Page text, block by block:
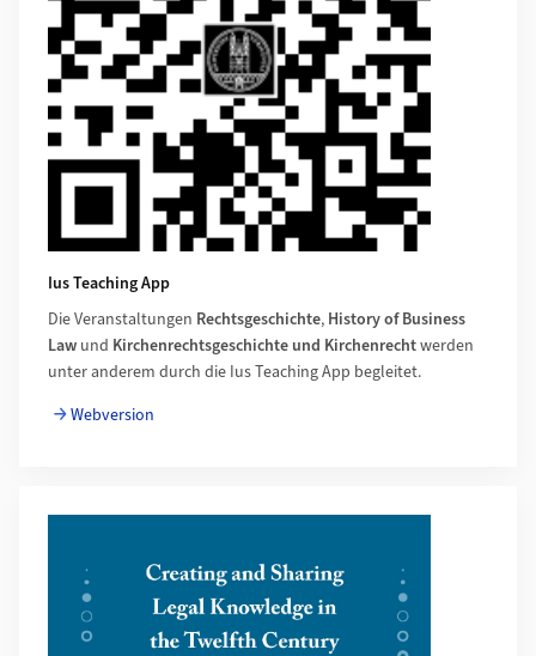
Ius Teaching App
Die Veranstaltungen Rechtsgeschichte, History of Business
Law und Kirchenrechtsgeschichte und Kirchenrechtwerden
unter anderem durch die Ius Teaching App begleitet.
Webversion